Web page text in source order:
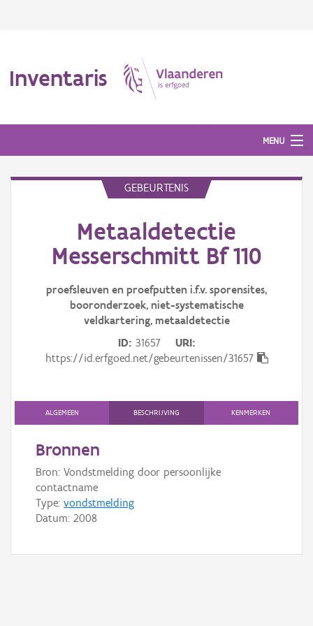
Inventaris
MENU
Aanduidingsobject
Waarneming
Persoon of collectief
Hergebruik
GEBEURTENIS
Metaaldetectie
Messerschmitt Bf 110
proefsleuven en proefputten i.f.v. sporensites,
booronderzoek, niet-systematische
veldkartering, metaaldetectie
ID 31657
URI
https://id.erfgoed.net/gebeurtenissen/31657
ALGEMEEN BESCHRIJVING KENMERKEN
Bronnen
Bron: Vondstmelding door persoonlijke
contactname
Type: vondstmelding
Datum: 2008